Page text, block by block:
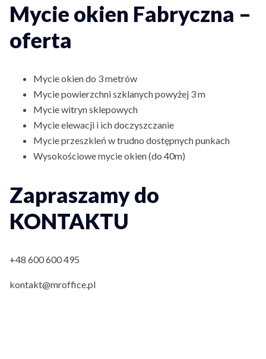
Mycie okien Fabryczna –
oferta
Mycie okien do 3 metrów
Mycie powierzchni szklanych powyżej 3 m
Mycie witryn sklepowych
Mycie elewacji i ich doczyszczanie
Mycie przeszkleń w trudno dostępnych punkach
Wysokościowe mycie okien (do 40m)
Zapraszamy do
KONTAKTU
+48 600 600 495
kontakt@mroffice.pl